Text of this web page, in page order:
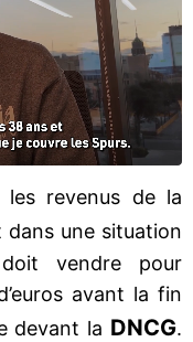
les revenus de la
dans une situation
vendre pour
avant la fin
devant la DNCG.